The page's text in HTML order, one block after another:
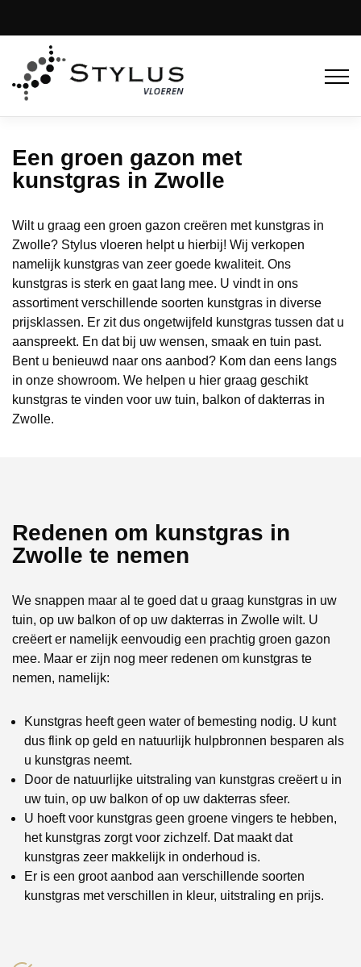
Een groen gazon met
kunstgras in Zwolle
Wilt u graag een groen gazon creëren met kunstgras in
Zwolle? Stylus vloeren helpt u hierbij! Wij verkopen
namelijk kunstgras van zeer goede kwaliteit. Ons
kunstgras is sterk en gaat lang mee. U vindt in ons
assortiment verschillende soorten kunstgras in diverse
prijsklassen. Er zit dus ongetwijfeld kunstgras tussen dat u
aanspreekt. En dat bij uw wensen, smaak en tuin past.
Bent u benieuwd naar ons aanbod? Kom dan eens langs
in onze showroom. We helpen u hier graag geschikt
kunstgras te vinden voor uw tuin, balkon of dakterras in
Zwolle.
Redenen om kunstgras in
Zwolle te nemen
We snappen maar al te goed dat u graag kunstgras in uw
tuin, op uw balkon of op uw dakterras in Zwolle wilt. U
creëert er namelijk eenvoudig een prachtig groen gazon
mee. Maar er zijn nog meer redenen om kunstgras te
nemen, namelijk:
Kunstgras heeft geen water of bemesting nodig. U kunt
dus flink op geld en natuurlijk hulpbronnen besparen als
u kunstgras neemt.
Door de natuurlijke uitstraling van kunstgras creëert u in
uw tuin, op uw balkon of op uw dakterras sfeer.
U hoeft voor kunstgras geen groene vingers te hebben,
het kunstgras zorgt voor zichzelf. Dat maakt dat
kunstgras zeer makkelijk in onderhoud is.
Er is een groot aanbod aan verschillende soorten
kunstgras met verschillen in kleur, uitstraling en prijs.